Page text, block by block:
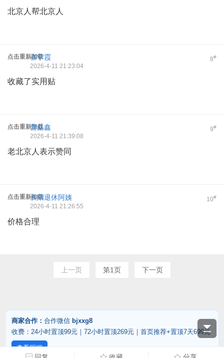
北京人帮北京人
点击重新加载 8#
崔宁霞
2026-4-11 21:23:04
收藏了实用贴
点击重新加载 9#
曹磊鑫
2026-4-11 21:39:08
老北京人表示赞同
点击重新加载 10#
长阳退休阿姨
2026-4-11 21:26:55
价格合理
上一页 第1页 下一页
商家合作： 合作微信 bjxxg8
收费：24小时置顶99元｜72小时置顶269元｜首页推荐+置顶7天699元
查看明细